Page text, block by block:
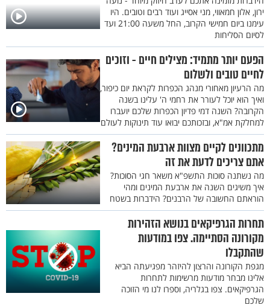
ירון, אלון חמאווי, מני אסייג ועוד רבים וטובים. היו
עימנו ביום חמישי הקרוב, החל משעה 21:00 ועד
לסיום הסליחות
הפעם יותר מתמיד: מצילים חיים - וזוכים
לחיים טובים ולשלום
מה הרעיון מאחורי מנהג הכפרות לקראת יום כיפור,
ואיך הוא יוכל לעורר את רחמי ה' עלינו בשנה
הקרובה? השנה דמי פדיון הכפרות שלכם יועברו
למחלקת אמ"א, ובזכותכם יבואו עוד תינוקות לעולם
מתכוונים לקיים מצוות ארבעת המינים?
אתם צריכים לדעת את זה
מה נשתנה סוכות התשפ"א משאר חגי הסוכות?
איך משיגים השנה את ארבעת המינים ומהי
הוראתם החשובה של הרבנים? הידברות בשטח
תחרות הגרפיקאים בנושא הזהירות
מקורונה הסתיימה. צפו במודעות
שהתקבלו
מגפת הקורונה והרצון להיזהר מפגיעתה הביא
אלינו מבחר מודעות מרשימות לתחרות
הגרפיקאים. צפו בגלריה, וספרו לנו מי הזוכה
שלכם